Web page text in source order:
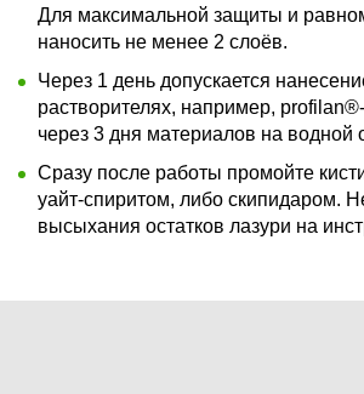
Для максимальной защиты и
наносить не менее 2 слоёв.
Через 1 день допускается
растворителях, например,
через 3 дня материалов на водной
Сразу после работы промойте
уайт-спиритом, либо скипидаром.
высыхания остатков лазури на